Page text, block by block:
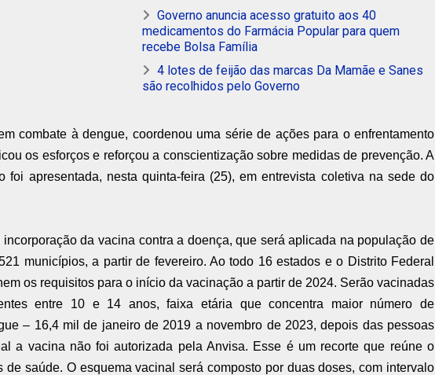
Governo anuncia acesso gratuito aos 40
medicamentos do Farmácia Popular para quem
recebe Bolsa Família
4 lotes de feijão das marcas Da Mamãe e Sanes
são recolhidos pelo Governo
combate à dengue, coordenou uma série de ações para o enfrentamento
os esforços e reforçou a conscientização sobre medidas de prevenção. A
foi apresentada, nesta quinta-feira (25), em entrevista coletiva na sede do
da vacina contra a doença, que será aplicada na população de
municípios, a partir de fevereiro. Ao todo 16 estados e o Distrito Federal
os requisitos para o início da vacinação a partir de 2024. Serão vacinadas
entre 10 e 14 anos, faixa etária que concentra maior número de
– 16,4 mil de janeiro de 2019 a novembro de 2023, depois das pessoas
a vacina não foi autorizada pela Anvisa. Esse é um recorte que reúne o
de saúde. O esquema vacinal será composto por duas doses, com intervalo